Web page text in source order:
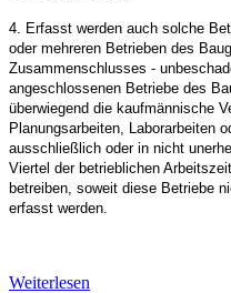
4. Erfasst werden auch solche
oder mehreren Betrieben des
Zusammenschlusses -
angeschlossenen Betriebe des
überwiegend die kaufmännische
Planungsarbeiten, Laborarbeiten
ausschließlich oder in nicht
Viertel der betrieblichen
betreiben, soweit diese Betriebe
erfasst werden.
Weiterlesen